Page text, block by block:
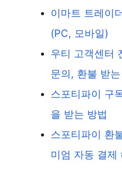
이마트 트레이
(PC, 모바일)
우티 고객센터
문의, 환불 받는
스포티파이 구
을 받는 방법
스포티파이 환
미엄 자동 결제